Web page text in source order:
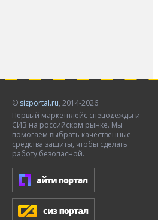
© sizportal.ru, 2014-2026
Первый маркетплейс спецодежды и
СИЗ на российском рынке. Мы
помогаем выбрать качественные
средства защиты, чтобы сделать
работу безопасной.